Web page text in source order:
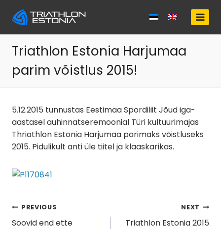
Triathlon Estonia Harjumaa
parim võistlus 2015!
5.12.2015 tunnustas Eestimaa Spordiliit Jõud iga-
aastasel auhinnatseremoonial Türi kultuurimajas
Thriathlon Estonia Harjumaa parimaks võistluseks
2015. Pidulikult anti üle tiitel ja klaaskarikas.
Navigeerimine
PREVIOUS
Soovid end ette
NEXT
Triathlon Estonia 2015